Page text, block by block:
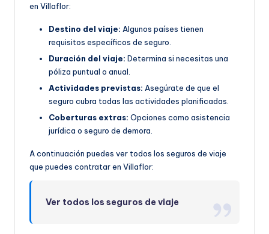
en Villaflor:
Destino del viaje: Algunos países tienen
requisitos específicos de seguro.
Duración del viaje: Determina si necesitas una
póliza puntual o anual.
Actividades previstas: Asegúrate de que el
seguro cubra todas las actividades planificadas.
Coberturas extras: Opciones como asistencia
jurídica o seguro de demora.
A continuación puedes ver todos los seguros de viaje
que puedes contratar en Villaflor:
Ver todos los seguros de viaje